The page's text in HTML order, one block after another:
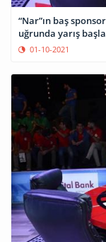
“Nar”ın baş
uğrunda yarış
01-10-2021